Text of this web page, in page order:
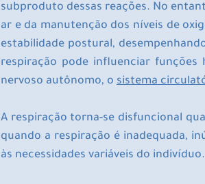
subproduto dessas reações. No
ar e da manutenção dos níveis de
estabilidade postural,
respiração pode influenciar
nervoso autônomo, o sistema
A respiração torna-se disfuncional
quando a respiração é inadequada,
às necessidades variáveis ​​do indivíduo.